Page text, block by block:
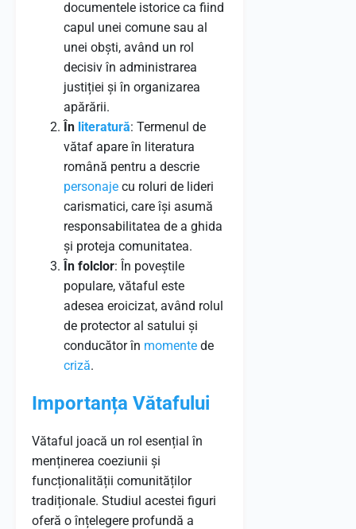
documentele istorice ca fiind
capul unei comune sau al
unei obști, având un rol
decisiv în administrarea
justiției și în organizarea
apărării.
În literatură: Termenul de
vătaf apare în literatura
română pentru a descrie
personaje cu roluri de lideri
carismatici, care își asumă
responsabilitatea de a ghida
și proteja comunitatea.
În folclor: În poveștile
populare, vătaful este
adesea eroicizat, având rolul
de protector al satului și
conducător în momente de
criză.
Importanța Vătafului
Vătaful joacă un rol esențial în
menținerea coeziunii și
funcționalității comunităților
tradiționale. Studiul acestei figuri
oferă o înțelegere profundă a